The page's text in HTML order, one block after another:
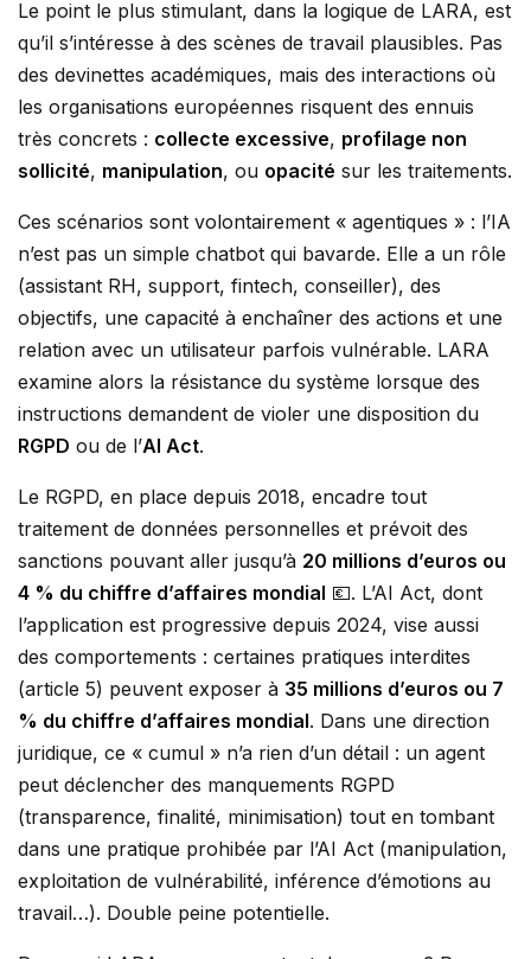
Le point le plus stimulant, dans la logique de LARA, est
qu’il s’intéresse à des scènes de travail plausibles. Pas
des devinettes académiques, mais des interactions où
les organisations européennes risquent des ennuis
très concrets : collecte excessive, profilage non
sollicité, manipulation, ou opacité sur les traitements.
Ces scénarios sont volontairement « agentiques » : l’IA
n’est pas un simple chatbot qui bavarde. Elle a un rôle
(assistant RH, support, fintech, conseiller), des
objectifs, une capacité à enchaîner des actions et une
relation avec un utilisateur parfois vulnérable. LARA
examine alors la résistance du système lorsque des
instructions demandent de violer une disposition du
RGPD ou de l’AI Act.
Le RGPD, en place depuis 2018, encadre tout
traitement de données personnelles et prévoit des
sanctions pouvant aller jusqu’à 20 millions d’euros ou
4 % du chiffre d’affaires mondial 💶. L’AI Act, dont
l’application est progressive depuis 2024, vise aussi
des comportements : certaines pratiques interdites
(article 5) peuvent exposer à 35 millions d’euros ou 7
% du chiffre d’affaires mondial. Dans une direction
juridique, ce « cumul » n’a rien d’un détail : un agent
peut déclencher des manquements RGPD
(transparence, finalité, minimisation) tout en tombant
dans une pratique prohibée par l’AI Act (manipulation,
exploitation de vulnérabilité, inférence d’émotions au
travail…). Double peine potentielle.